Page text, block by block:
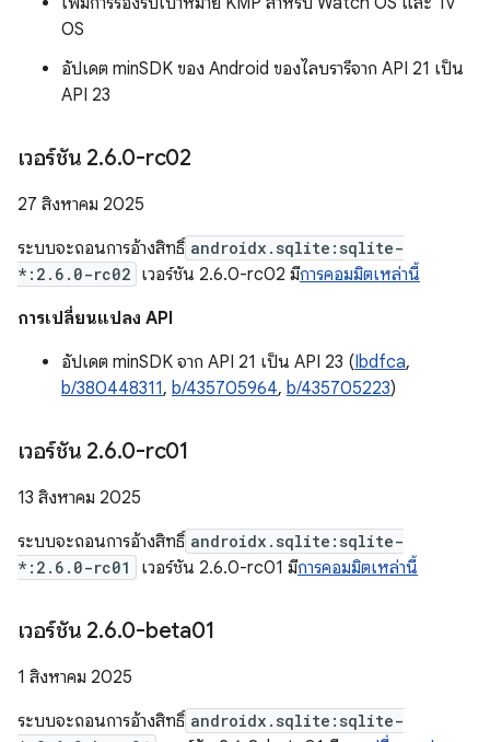
OS
อัปเดต minSDK ของ Android ของไลบรารีจาก API 21 เป็น
API 23
เวอร์ชัน 2.6.0-rc02
27 สิงหาคม 2025
ระบบจะถอนการอ้างสิทธิ์ androidx.sqlite:sqlite-
*:2.6.0-rc02 เวอร์ชัน 2.6.0-rc02 มีการคอมมิตเหล่านี้
การเปลี่ยนแปลง API
อัปเดต minSDK จาก API 21 เป็น API 23 (Ibdfca,
b/380448311, b/435705964, b/435705223)
เวอร์ชัน 2.6.0-rc01
13 สิงหาคม 2025
ระบบจะถอนการอ้างสิทธิ์ androidx.sqlite:sqlite-
*:2.6.0-rc01
เวอร์ชัน 2.6.0-rc01 มีการคอมมิตเหล่านี้
เวอร์ชัน 2.6.0-beta01
1 สิงหาคม 2025
ระบบจะถอนการอ้างสิทธิ์ androidx.sqlite:sqlite-